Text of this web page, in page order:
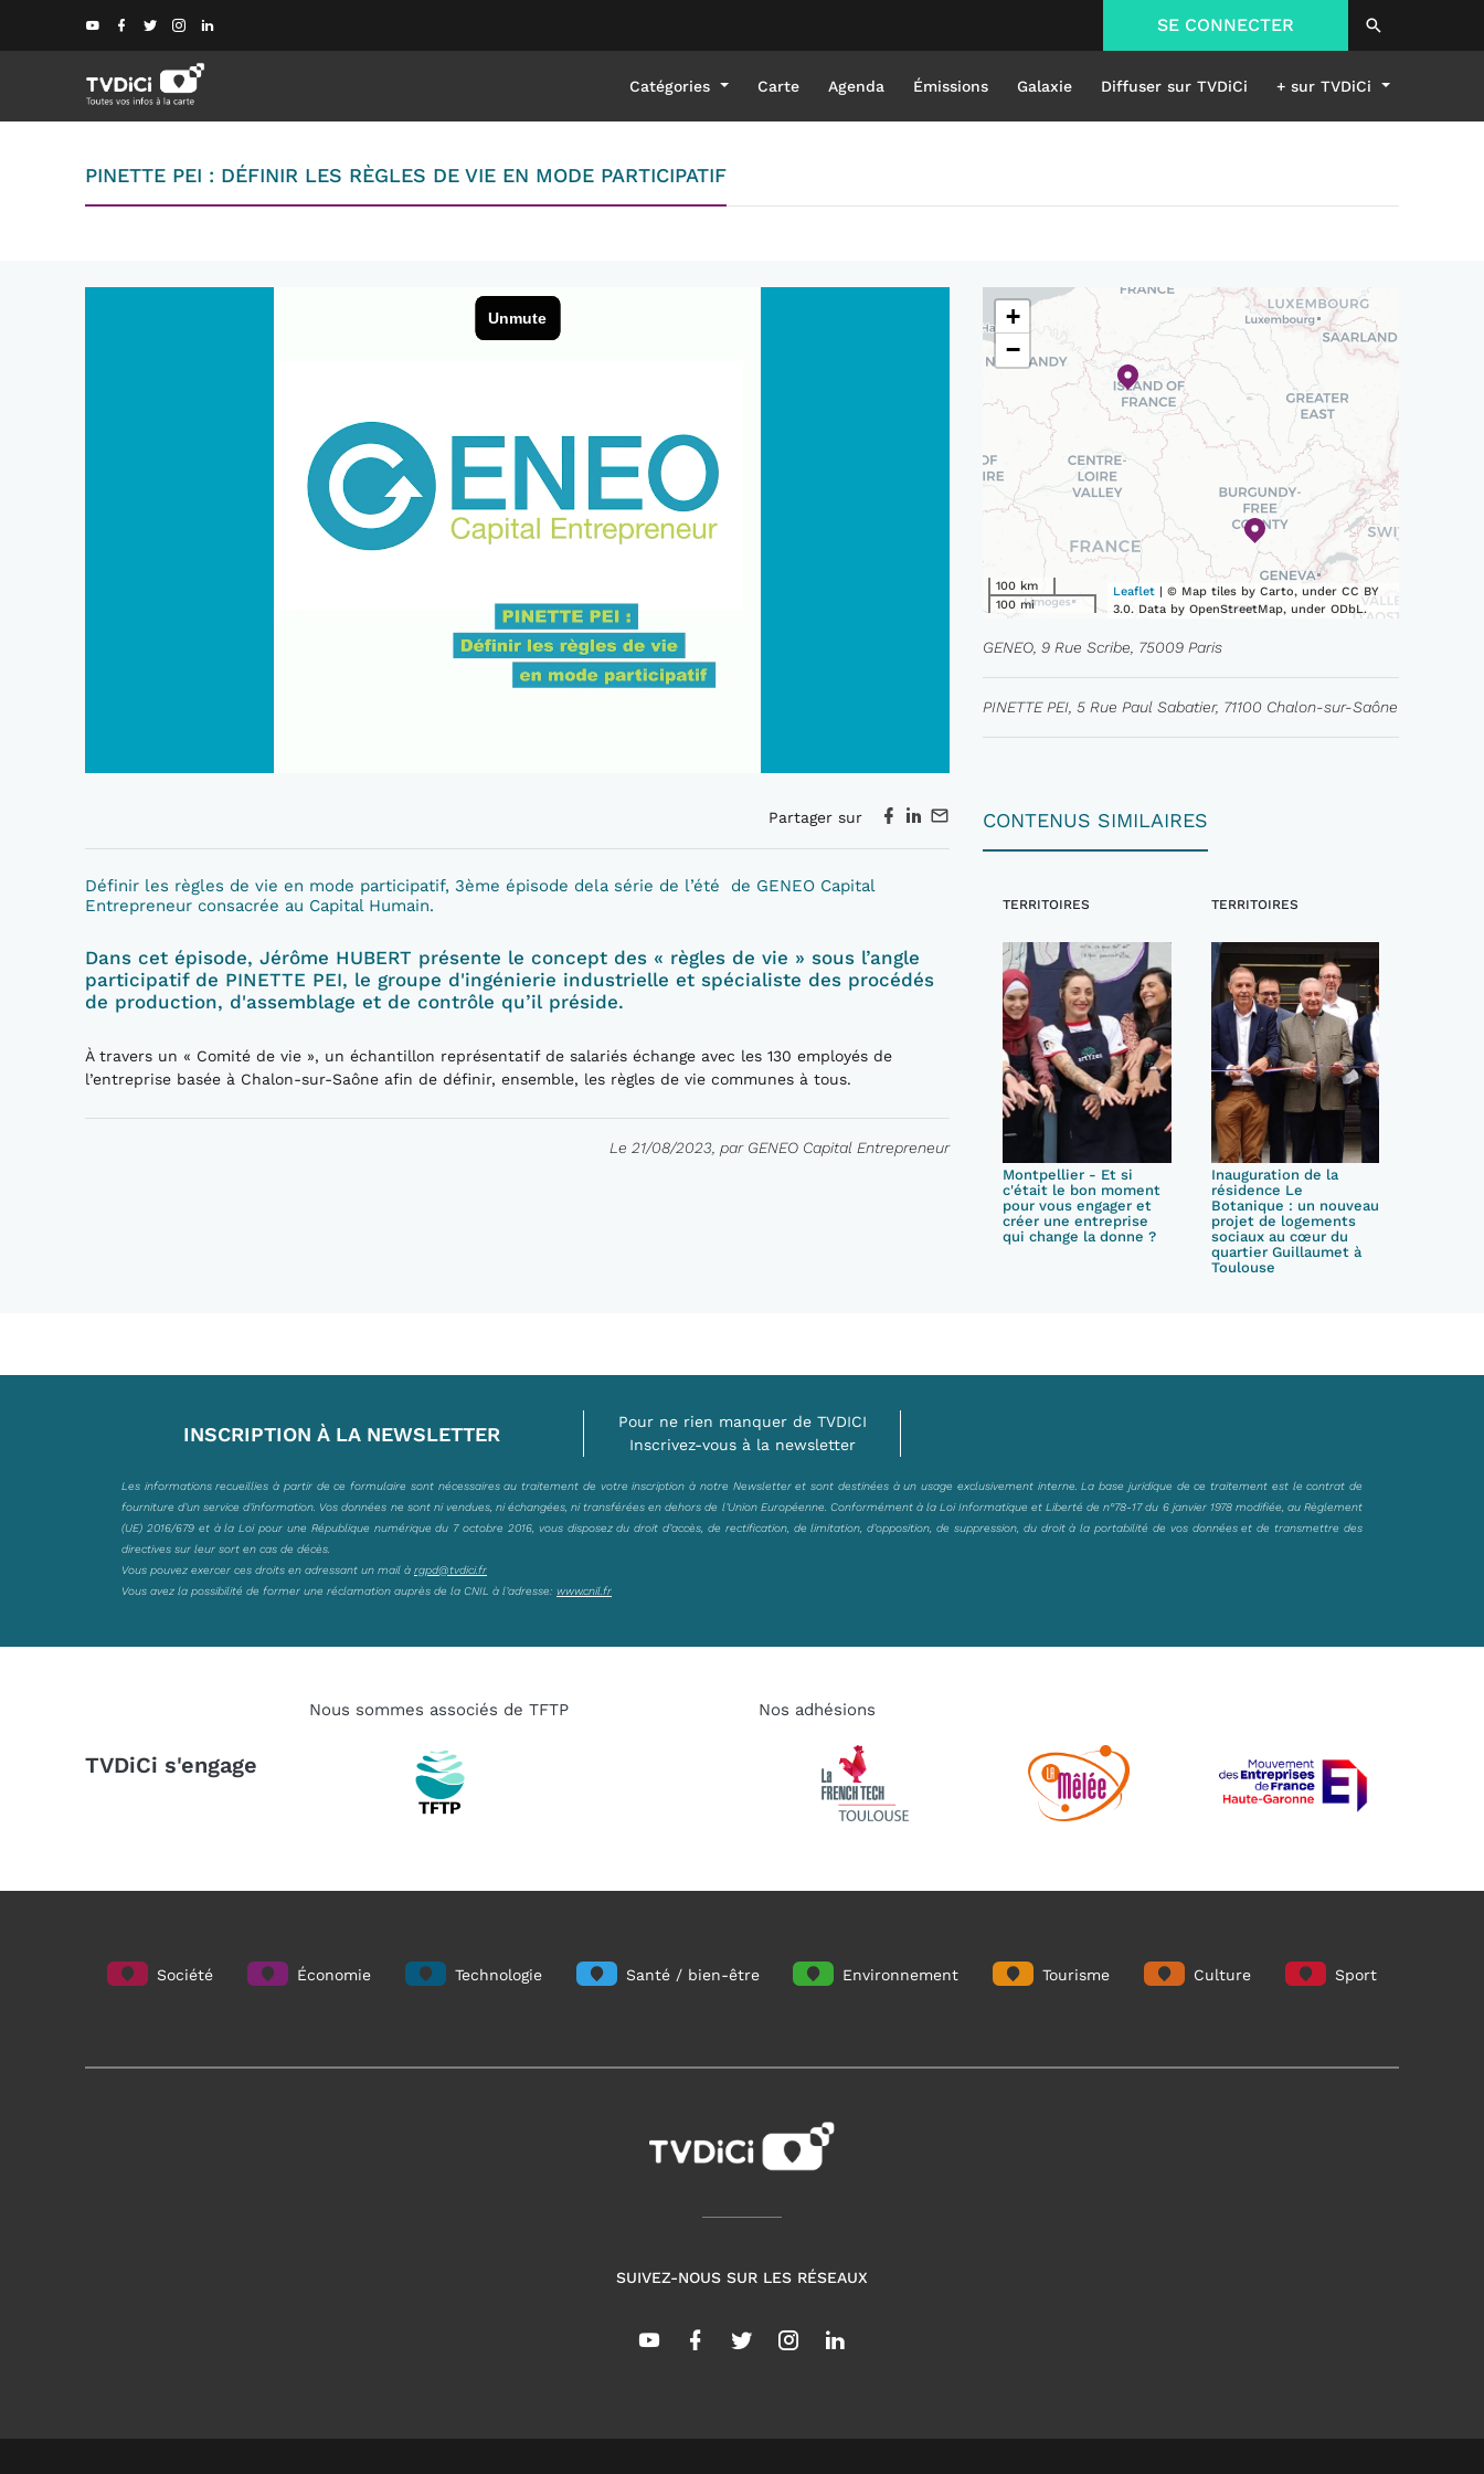
SE CONNECTER
Catégories Carte Agenda Émissions Galaxie Diffuser sur TVDiCi + sur TVDiCi
PINETTE PEI : DÉFINIR LES RÈGLES DE VIE EN MODE PARTICIPATIF
Partager sur
Définir les règles de vie en mode participatif, 3ème épisode dela série de l’été de GENEO Capital
Entrepreneur consacrée au Capital Humain.
Dans cet épisode, Jérôme HUBERT présente le concept des « règles de vie » sous l’angle
participatif de PINETTE PEI, le groupe d'ingénierie industrielle et spécialiste des procédés
de production, d'assemblage et de contrôle qu’il préside.
À travers un « Comité de vie », un échantillon représentatif de salariés échange avec les 130 employés de
l’entreprise basée à Chalon-sur-Saône afin de définir, ensemble, les règles de vie communes à tous.
Le 21/08/2023, par GENEO Capital Entrepreneur
+
−
100 km
100 mi
Leaflet | © Map tiles by Carto, under CC BY
3.0. Data by OpenStreetMap, under ODbL.
GENEO, 9 Rue Scribe, 75009 Paris
PINETTE PEI, 5 Rue Paul Sabatier, 71100 Chalon-sur-Saône
CONTENUS SIMILAIRES
TERRITOIRES
Montpellier - Et si
c'était le bon moment
pour vous engager et
créer une entreprise
qui change la donne ?
TERRITOIRES
Inauguration de la
résidence Le
Botanique : un nouveau
projet de logements
sociaux au cœur du
quartier Guillaumet à
Toulouse
INSCRIPTION À LA NEWSLETTER
Pour ne rien manquer de TVDICI
Inscrivez-vous à la newsletter
Les informations recueillies à partir de ce formulaire sont nécessaires au traitement de votre inscription à notre Newsletter et sont destinées à un usage exclusivement interne. La base juridique de ce traitement est le contrat de
fourniture d’un service d’information. Vos données ne sont ni vendues, ni échangées, ni transférées en dehors de l’Union Européenne. Conformément à la Loi Informatique et Liberté de n°78-17 du 6 janvier 1978 modifiée, au Règlement
(UE) 2016/679 et à la Loi pour une République numérique du 7 octobre 2016, vous disposez du droit d’accès, de rectification, de limitation, d’opposition, de suppression, du droit à la portabilité de vos données et de transmettre des
directives sur leur sort en cas de décès.
Vous pouvez exercer ces droits en adressant un mail à rgpd@tvdici.fr
Vous avez la possibilité de former une réclamation auprès de la CNIL à l’adresse: www.cnil.fr
TVDiCi s'engage
Nous sommes associés de TFTP Nos adhésions
Société Économie Technologie Santé / bien-être Environnement Tourisme Culture Sport
SUIVEZ-NOUS SUR LES RÉSEAUX